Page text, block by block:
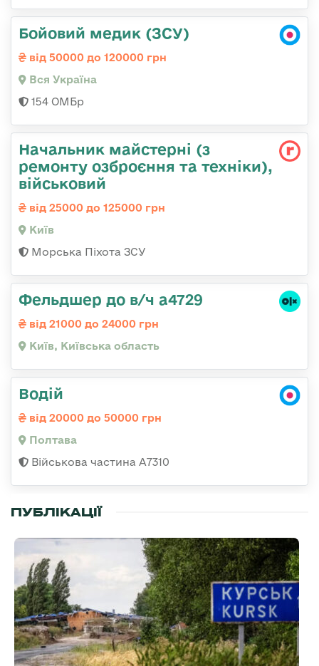
Бойовий медик (ЗСУ)
від 50000 до 120000 грн
Вся Україна
154 ОМБр
Начальник майстеpні (з
ремонту озбpоєння та техніки),
військовий
від 25000 до 125000 грн
Київ
Морська Піхота ЗСУ
Фельдшер до в/ч а4729
від 21000 до 24000 грн
Київ, Київська область
Водій
від 20000 до 50000 грн
Полтава
Військова частина A7310
ПУБЛІКАЦІЇ